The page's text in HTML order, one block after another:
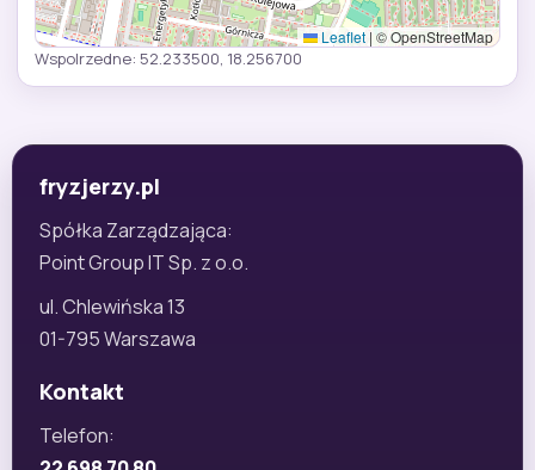
Leaflet | © OpenStreetMap
Wspolrzedne: 52.233500, 18.256700
fryzjerzy.pl
Spółka Zarządzająca:
Point Group IT Sp. z o.o.
ul. Chlewińska 13
01-795 Warszawa
Kontakt
Telefon: